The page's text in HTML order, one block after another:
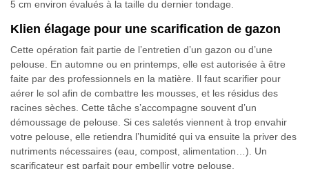
5 cm environ évalués à la taille du dernier tondage.
Klien élagage pour une scarification de gazon
Cette opération fait partie de l’entretien d’un gazon ou d’une
pelouse. En automne ou en printemps, elle est autorisée à être
faite par des professionnels en la matière. Il faut scarifier pour
aérer le sol afin de combattre les mousses, et les résidus des
racines sèches. Cette tâche s’accompagne souvent d’un
démoussage de pelouse. Si ces saletés viennent à trop envahir
votre pelouse, elle retiendra l’humidité qui va ensuite la priver des
nutriments nécessaires (eau, compost, alimentation…). Un
scarificateur est parfait pour embellir votre pelouse.